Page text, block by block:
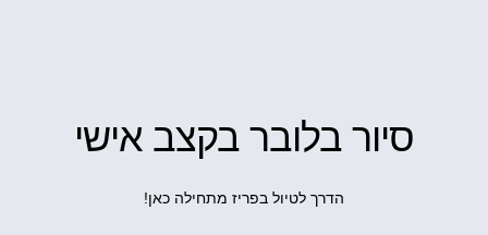
סיור בלובר בקצב אישי
הדרך לטיול בפריז מתחילה כאן!